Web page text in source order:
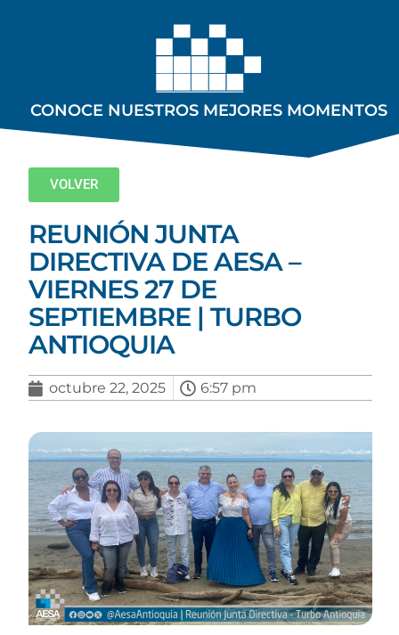
CONOCE NUESTROS MEJORES MOMENTOS
VOLVER
REUNIÓN JUNTA
DIRECTIVA DE AESA –
VIERNES 27 DE
SEPTIEMBRE | TURBO
ANTIOQUIA
octubre 22, 2025 6:57 pm